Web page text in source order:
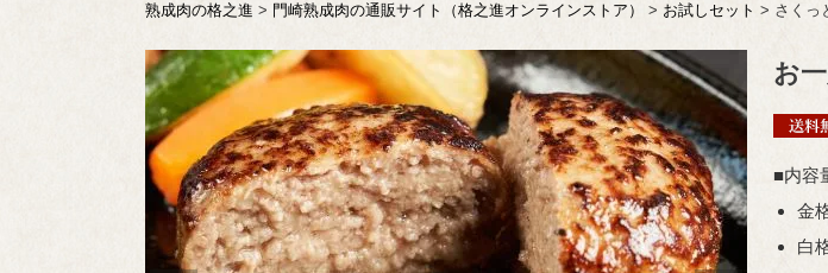
熟成肉の格之進 門崎熟成肉の通販サイト（格之進オンラインストア） お試しセット さくっ
お
■内容
金
白